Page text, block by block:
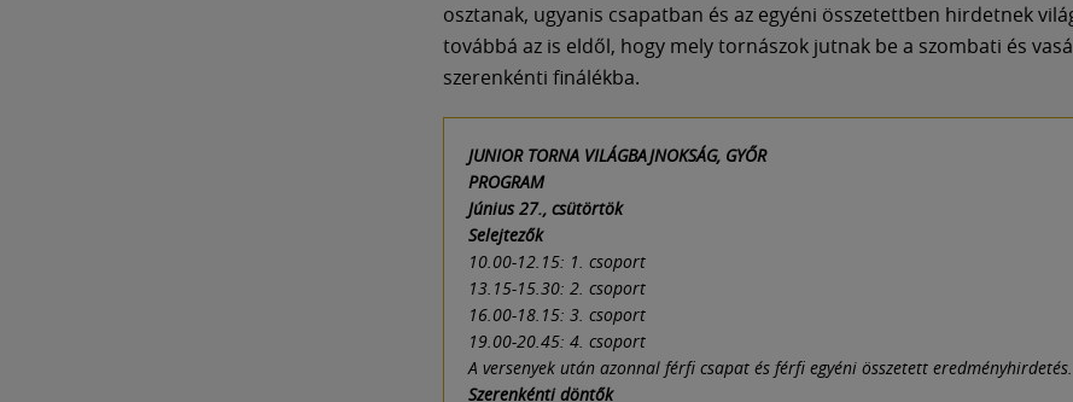
osztanak, ugyanis csapatban és az egyéni összetettben hirdetnek
továbbá az is eldől, hogy mely tornászok jutnak be a szombati és
szerenkénti finálékba.
JUNIOR TORNA VILÁGBAJNOKSÁG, GYŐR
PROGRAM
Június 27., csütörtök
Selejtezők
10.00-12.15: 1. csoport
13.15-15.30: 2. csoport
16.00-18.15: 3. csoport
19.00-20.45: 4. csoport
A versenyek után azonnal férfi csapat és férfi egyéni összetett eredményhirdetés.
Szerenkénti döntők